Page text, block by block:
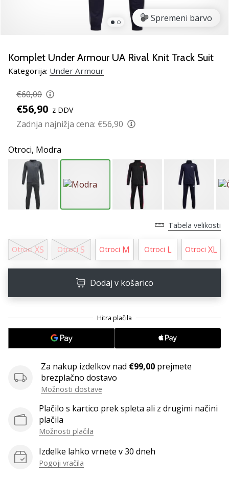
kot
brend
Prikaži
članke
Spremeni barvo
Komplet Under Armour UA Rival Knit Track Suit
Kategorija: Under Armour
€60,00
€56,90 z DDV
Zadnja najnižja cena: €56,90
Otroci, Modra
Tabela velikosti
Otroci XS Otroci S Otroci M Otroci L Otroci XL
Dodaj v košarico
Za nakup izdelkov nad €99,00 prejmete
brezplačno dostavo
Možnosti dostave
Plačilo s kartico prek spleta ali z drugimi načini
plačila
Možnosti plačila
Izdelke lahko vrnete v 30 dneh
Pogoji vračila